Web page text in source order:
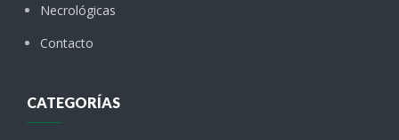
Necrológicas
Contacto
CATEGORÍAS